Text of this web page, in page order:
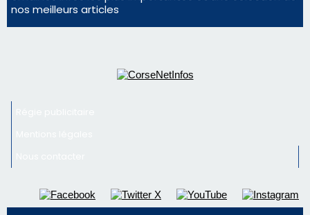
nos meilleurs articles